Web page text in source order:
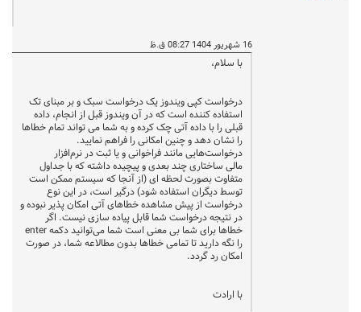
16 شهریور 1404 08:27 ق.ظ
با سلام،
درخواست کپی ویندوز یک درخواست سبک و بر مبنای تک
استفاده کننده است که در آن ویندوز قبل از انجام، داده
قبلی را با داده آتی چک کرده و به شما می تواند تمام خطاها
را نشان دهد و چنین امکانی را فراهم نمایید.
درخواست‌هایی مانند فراخوانی و یا ثبت در نرم‌افزار
مالی ساختاری چند بعدی و پیچیده داشته که با جداول
متفاوت بصورت لحظه ای (از آنجا که سیستم ممکن است
توسط دیگران استفاده شود) درگیر است، در این نوع
درخواست از پیش مشاهده خطاهای آتی امکان پذیر نبوده و
در نتیجه درخواست شما قابل پیاده سازی نیست. اگر
خطاها برای شما بی معنی است شما می‌توانید دکمه enter
را نگه دارید تا تمامی خطاها بدون مطالاعه شما، در صورت
امکان رد گردد.
با ارادت